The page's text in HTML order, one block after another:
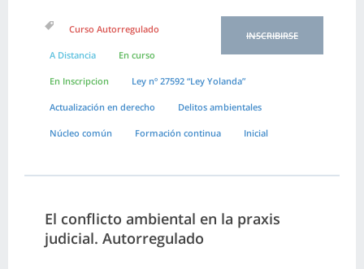
INSCRIBIRSE
Curso Autorregulado
A Distancia En curso
En Inscripcion Ley nº 27592 “Ley Yolanda”
Actualización en derecho Delitos ambientales
Núcleo común Formación continua Inicial
El conflicto ambiental en la praxis
judicial. Autorregulado